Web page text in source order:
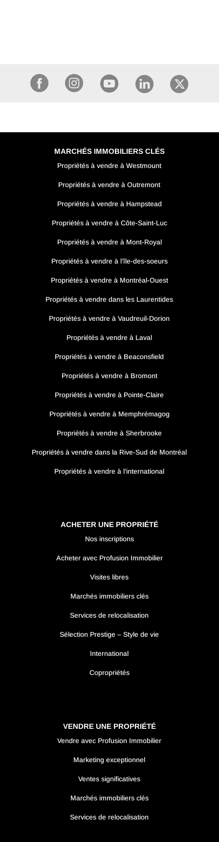
MARCHÉS IMMOBILIERS CLÉS
Propriétés à vendre à Westmount
Propriétés à vendre à Outremont
Propriétés à vendre à Hampstead
Propriétés à vendre à Côte-Saint-Luc
Propriétés à vendre à Mont-Royal
Propriétés à vendre à l’île-des-soeurs
Propriétés à vendre à Montréal-Ouest
Propriétés à vendre dans les Laurentides
Propriétés à vendre à Vaudreuil-Dorion
Propriétés à vendre à Laval
Propriétés à vendre à Beaconsfield
Propriétés à vendre à Bromont
Propriétés à vendre à Pointe-Claire
Propriétés à vendre à Memphrémagog
Propriétés à vendre à Sherbrooke
Propriétés à vendre dans la Rive-Sud de Montréal
Propriétés à vendre à l’international
ACHETER UNE PROPRIÉTÉ
Nos inscriptions
Acheter avec Profusion Immobilier
Visites libres
Marchés immobiliers clés
Services de relocalisation
Sélection Prestige – Style de vie
International
Copropriétés
VENDRE UNE PROPRIÉTÉ
Vendre avec Profusion Immobilier
Marketing exceptionnel
Ventes significatives
Marchés immobiliers clés
Services de relocalisation